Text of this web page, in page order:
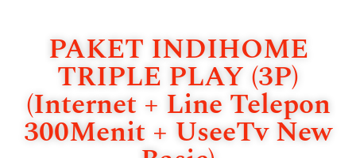
PAKET INDIHOME
TRIPLE PLAY (3P)
(Internet + Line Telepon
300Menit + UseeTv New